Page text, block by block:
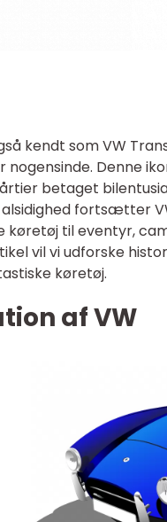
kendt som VW
nogensinde. Denne
i årtier betaget
fortsætter
køretøj til eventyr,
vil vi udforske
køretøj.
af VW